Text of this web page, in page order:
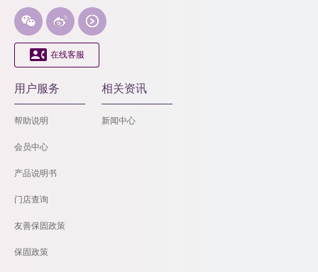
  
 在线客服
用户服务
帮助说明
会员中心
产品说明书
门店查询
友善保固政策
保固政策
相关资讯
新闻中心